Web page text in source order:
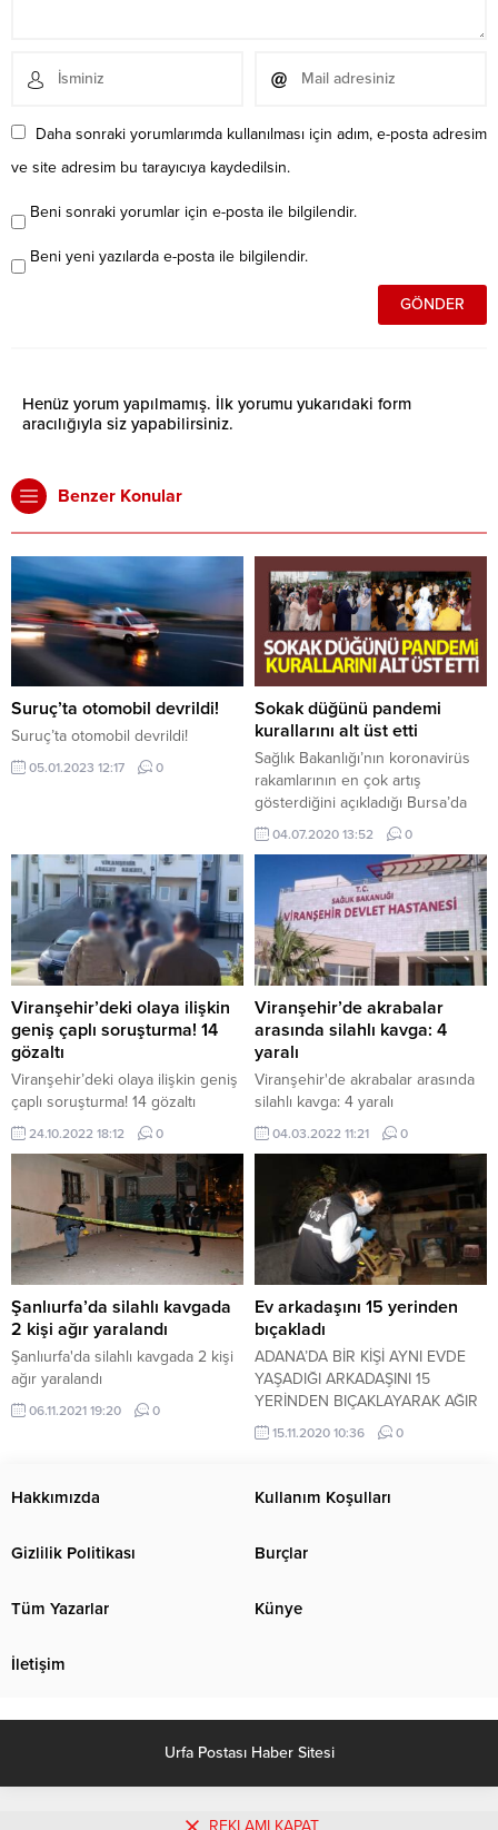
Daha sonraki yorumlarımda kullanılması için adım, e-posta adresim
ve site adresim bu tarayıcıya kaydedilsin.
Beni sonraki yorumlar için e-posta ile bilgilendir.
Beni yeni yazılarda e-posta ile bilgilendir.
Henüz yorum yapılmamış. İlk yorumu yukarıdaki form
aracılığıyla siz yapabilirsiniz.
Benzer Konular
Suruç’ta otomobil devrildi!
Suruç’ta otomobil devrildi!
05.01.2023 12:17 0
Sokak düğünü pandemi
kurallarını alt üst etti
Sağlık Bakanlığı’nın koronavirüs
rakamlarının en çok artış
gösterdiğini açıkladığı Bursa’da
sokakta halay çeken düğüncüler
04.07.2020 13:52 0
Viranşehir’deki olaya ilişkin
geniş çaplı soruşturma! 14
gözaltı
Viranşehir’deki olaya ilişkin geniş
çaplı soruşturma! 14 gözaltı
24.10.2022 18:12 0
Viranşehir’de akrabalar
arasında silahlı kavga: 4
yaralı
Viranşehir'de akrabalar arasında
silahlı kavga: 4 yaralı
04.03.2022 11:21 0
Şanlıurfa’da silahlı kavgada
2 kişi ağır yaralandı
Şanlıurfa'da silahlı kavgada 2 kişi
ağır yaralandı
06.11.2021 19:20 0
Ev arkadaşını 15 yerinden
bıçakladı
ADANA’DA BİR KİŞİ AYNI EVDE
YAŞADIĞI ARKADAŞINI 15
YERİNDEN BIÇAKLAYARAK AĞIR
YARALADI.
15.11.2020 10:36 0
Hakkımızda Kullanım Koşulları
Gizlilik Politikası Burçlar
Tüm Yazarlar Künye
İletişim
Urfa Postası Haber Sitesi
REKLAMI KAPAT